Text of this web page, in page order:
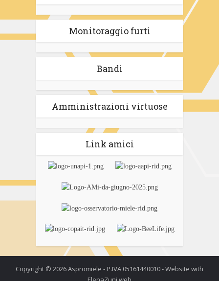
Monitoraggio furti
Bandi
Amministrazioni virtuose
Link amici
Copyright © 2026 Aspromiele - P.IVA 05161440010 - Website with